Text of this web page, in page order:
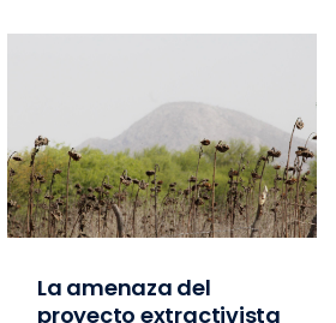
La amenaza del
proyecto extractivista